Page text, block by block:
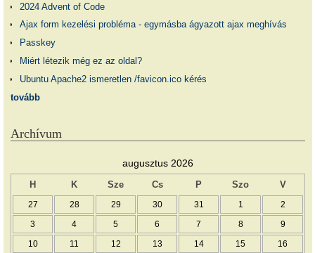
2024 Advent of Code
Ajax form kezelési probléma - egymásba ágyazott ajax meghívás
Passkey
Miért létezik még ez az oldal?
Ubuntu Apache2 ismeretlen /favicon.ico kérés
tovább
Archívum
augusztus 2026
H K Sze Cs P Szo V
27 28 29 30 31 1 2
3 4 5 6 7 8 9
10 11 12 13 14 15 16